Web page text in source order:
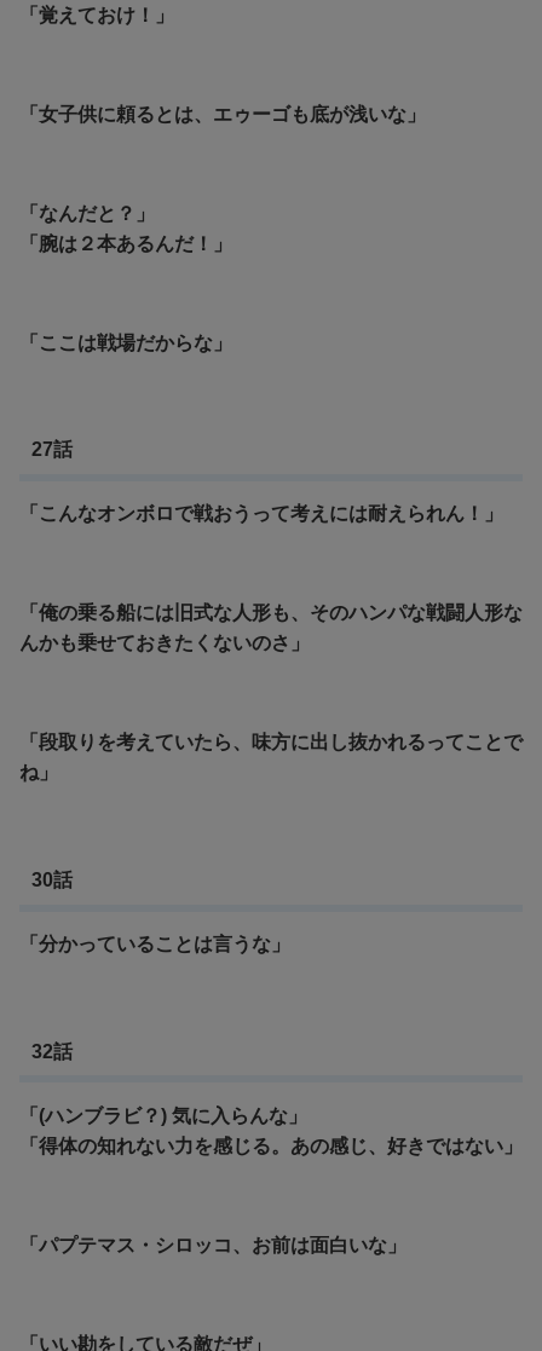
「覚えておけ！」
「女子供に頼るとは、エゥーゴも底が浅いな」
「なんだと？」
「腕は２本あるんだ！」
「ここは戦場だからな」
27話
「こんなオンボロで戦おうって考えには耐えられん！」
「俺の乗る船には旧式な人形も、そのハンパな戦闘人形な
んかも乗せておきたくないのさ」
「段取りを考えていたら、味方に出し抜かれるってことで
ね」
30話
「分かっていることは言うな」
32話
「(ハンブラビ？) 気に入らんな」
「得体の知れない力を感じる。あの感じ、好きではない」
「パプテマス・シロッコ、お前は面白いな」
「いい勘をしている敵だぜ」